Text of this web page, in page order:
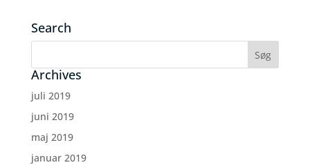
Search
Archives
juli 2019
juni 2019
maj 2019
januar 2019